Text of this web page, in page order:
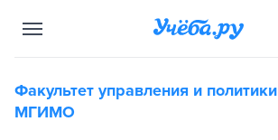
Факультет управления и политики
МГИМО